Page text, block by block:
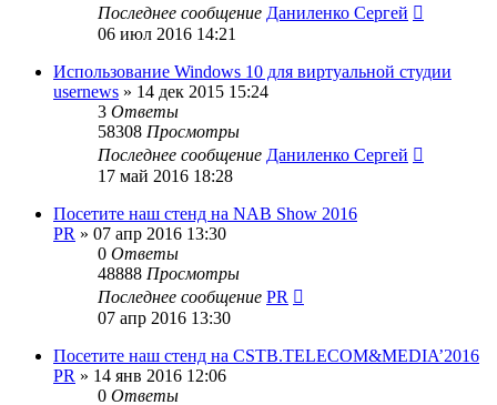
Последнее сообщение Даниленко Сергей
06 июл 2016 14:21
Использование Windows 10 для виртуальной студии
usernews » 14 дек 2015 15:24
3 Ответы
58308 Просмотры
Последнее сообщение Даниленко Сергей
17 май 2016 18:28
Посетите наш стенд на NAB Show 2016
PR » 07 апр 2016 13:30
0 Ответы
48888 Просмотры
Последнее сообщение PR
07 апр 2016 13:30
Посетите наш стенд на CSTB.TELECOM&MEDIA’2016
PR » 14 янв 2016 12:06
0 Ответы